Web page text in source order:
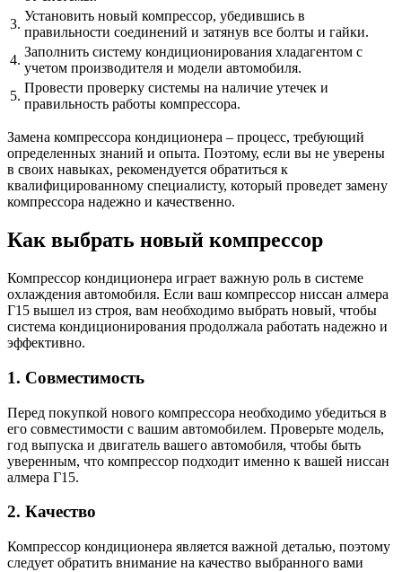
3.
Установить новый компрессор, убедившись в
правильности соединений и затянув все болты и гайки.
4.
Заполнить систему кондиционирования хладагентом с
учетом производителя и модели автомобиля.
5.
Провести проверку системы на наличие утечек и
правильность работы компрессора.
Замена компрессора кондиционера – процесс, требующий
определенных знаний и опыта. Поэтому, если вы не уверены
в своих навыках, рекомендуется обратиться к
квалифицированному специалисту, который проведет замену
компрессора надежно и качественно.
Как выбрать новый компрессор
Компрессор кондиционера играет важную роль в системе
охлаждения автомобиля. Если ваш компрессор ниссан алмера
Г15 вышел из строя, вам необходимо выбрать новый, чтобы
система кондиционирования продолжала работать надежно и
эффективно.
1. Совместимость
Перед покупкой нового компрессора необходимо убедиться в
его совместимости с вашим автомобилем. Проверьте модель,
год выпуска и двигатель вашего автомобиля, чтобы быть
уверенным, что компрессор подходит именно к вашей ниссан
алмера Г15.
2. Качество
Компрессор кондиционера является важной деталью, поэтому
следует обратить внимание на качество выбранного вами